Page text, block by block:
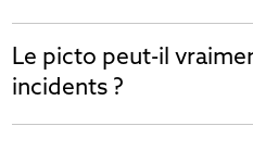
Le picto peut-il
incidents ?